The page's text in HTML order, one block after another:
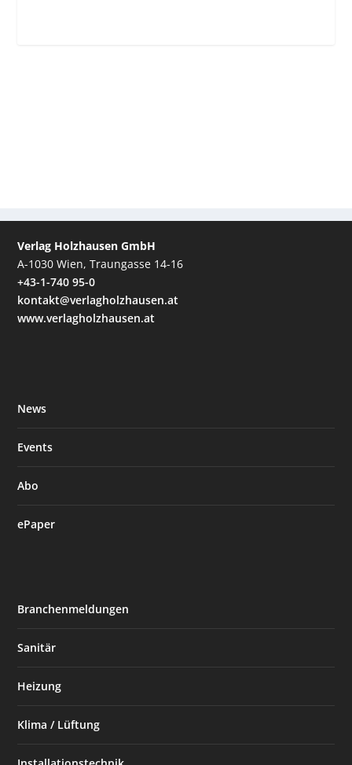
Verlag Holzhausen GmbH
A-1030 Wien, Traungasse 14-16
+43-1-740 95-0
kontakt@verlagholzhausen.at
www.verlagholzhausen.at
News
Events
Abo
ePaper
Branchenmeldungen
Sanitär
Heizung
Klima / Lüftung